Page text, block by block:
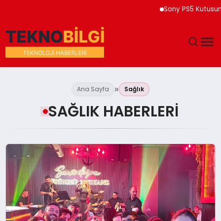
Sony PS5
EKONOMI
MAGAZIN
SAĞLIK
Ana Sayfa Sağlık
SAĞLIK HABERLERI